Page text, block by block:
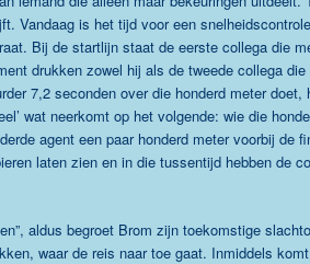
Vandaag is het tijd voor een
Bij de startlijn staat de eerste collega die
drukken zowel hij als de tweede collega
7,2 seconden over die honderd meter
wat neerkomt op het volgende: wie die
agent een paar honderd meter voorbij de
laten zien en in die tussentijd hebben de
aldus begroet Brom zijn toekomstige
waar de reis naar toe gaat. Inmiddels